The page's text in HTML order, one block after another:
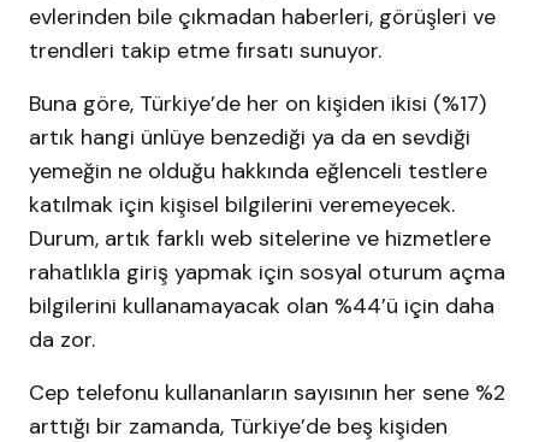
evlerinden bile çıkmadan haberleri, görüşleri ve
trendleri takip etme fırsatı sunuyor.
Buna göre, Türkiye’de her on kişiden ikisi (%17)
artık hangi ünlüye benzediği ya da en sevdiği
yemeğin ne olduğu hakkında eğlenceli testlere
katılmak için kişisel bilgilerini veremeyecek.
Durum, artık farklı web sitelerine ve hizmetlere
rahatlıkla giriş yapmak için sosyal oturum açma
bilgilerini kullanamayacak olan %44’ü için daha
da zor.
Cep telefonu kullananların sayısının her sene %2
arttığı bir zamanda, Türkiye’de beş kişiden